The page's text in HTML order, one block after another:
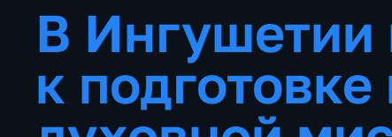
В Ингушетии
к подготовке